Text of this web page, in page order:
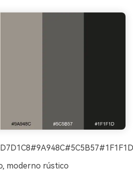
moderno rústico